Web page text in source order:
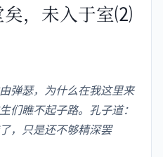
，未入于室⑵
弹瑟，为什么在我这里来
们瞧不起子路。孔子道：
，只是还不够精深罢